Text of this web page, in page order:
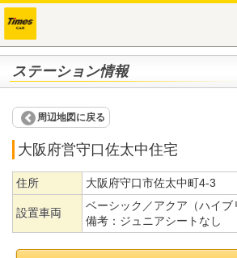
ステーション情報
周辺地図に戻る
大阪府営守口佐太中住宅
住所 大阪府守口市佐太中町4-3
設置車両
ベーシック／アクア（ハイブ
備考： ジュニアシートなし